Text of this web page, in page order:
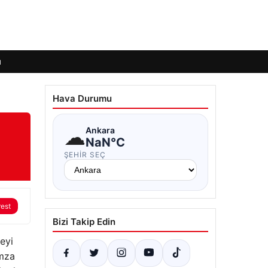
Hava Durumu
☁Ankara
NaN°C
ŞEHIR SEÇ
Bizi Takip Edin